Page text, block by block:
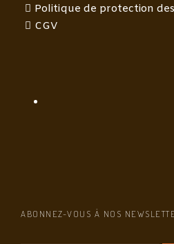
Politique de protection
CGV
ABONNEZ-VOUS À NOS